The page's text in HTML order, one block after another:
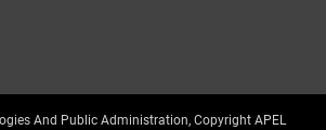
And Public Administration, Copyright APEL